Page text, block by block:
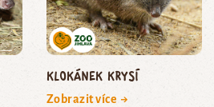
klokánek krysí
Zobrazit více →